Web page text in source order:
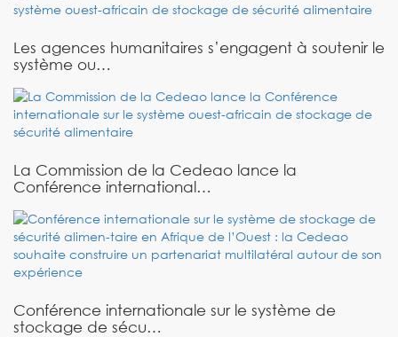
Les agences humanitaires s’engagent à soutenir le
système ou…
La Commission de la Cedeao lance la
Conférence international…
Conférence internationale sur le système de
stockage de sécu…